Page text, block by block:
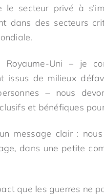
le secteur privé à
dans des secteurs
Uni – je
issus de milieux
– nous
et bénéfiques
message clair :
dans une petite
que les guerres ne